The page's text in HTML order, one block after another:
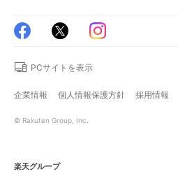
PCサイトを表示
企業情報 個人情報保護方針 採用情報
© Rakuten Group, Inc.
楽天グループ